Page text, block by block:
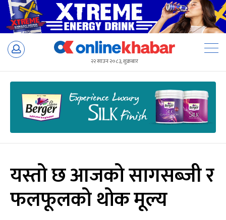
Skip
२२ साउन २०८३, शुक्रबार
यस्तो छ आजको सागसब्जी र
फलफूलको थोक मूल्य